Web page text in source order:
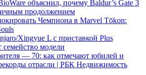
объяснил, почему Baldur’s Gate 3
продолжением
Чемпиона в Marvel Tōkon:
Xingyue L с приставкой Plus
семейство модели
— 70: как отмечают юбилей и
отрасли | РБК Недвижимость